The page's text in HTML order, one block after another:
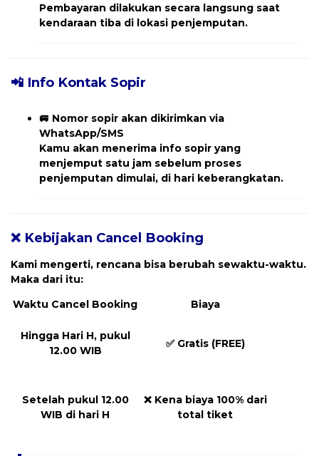
Pembayaran dilakukan secara langsung saat
kendaraan tiba di lokasi penjemputan.
📲 Info Kontak Sopir
🚐 Nomor sopir akan dikirimkan via
WhatsApp/SMS
Kamu akan menerima info sopir yang
menjemput satu jam sebelum proses
penjemputan dimulai, di hari keberangkatan.
❌ Kebijakan Cancel Booking
Kami mengerti, rencana bisa berubah sewaktu-waktu.
Maka dari itu:
Waktu Cancel Booking
Biaya
Hingga Hari H, pukul
12.00 WIB
✅ Gratis (FREE)
Setelah pukul 12.00
WIB di hari H
❌ Kena biaya 100% dari
total tiket